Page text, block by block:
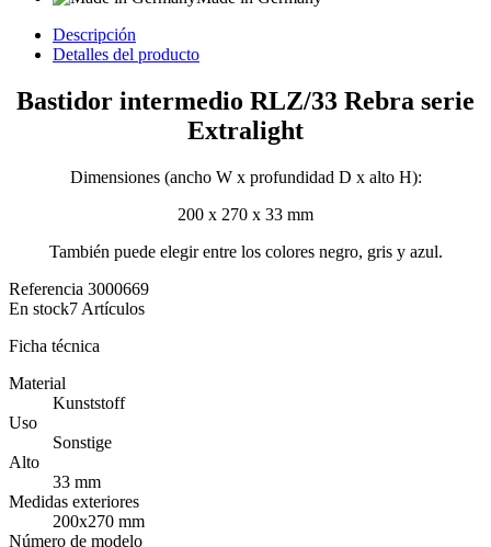
Descripción
Detalles del producto
Bastidor intermedio RLZ/33 Rebra serie
Extralight
Dimensiones (ancho W x profundidad D x alto H):
200 x 270 x 33 mm
También puede elegir entre los colores negro, gris y azul.
Referencia 3000669
En stock7 Artículos
Ficha técnica
Material
Kunststoff
Uso
Sonstige
Alto
33 mm
Medidas exteriores
200x270 mm
Número de modelo